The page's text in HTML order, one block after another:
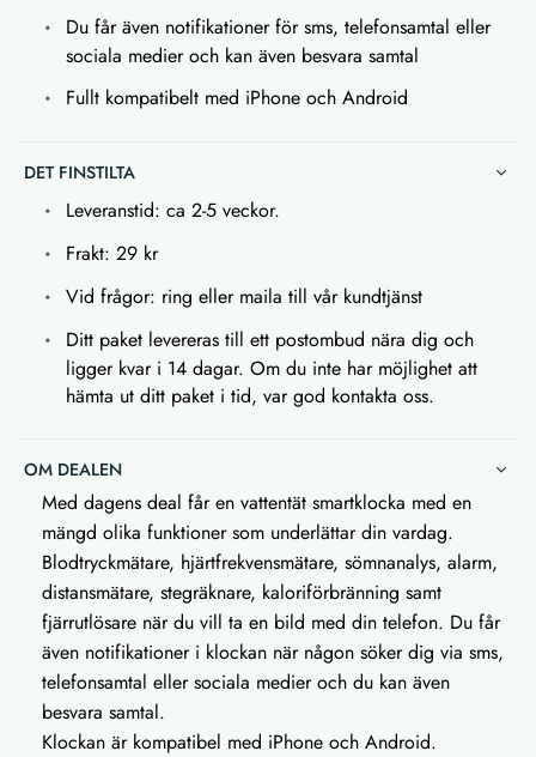
Du får även notifikationer för sms, telefonsamtal eller
sociala medier och kan även besvara samtal
Fullt kompatibelt med iPhone och Android
DET FINSTILTA
Leveranstid: ca 2-5 veckor.
Frakt: 29 kr
Vid frågor: ring eller maila till vår kundtjänst
Ditt paket levereras till ett postombud nära dig och
ligger kvar i 14 dagar. Om du inte har möjlighet att
hämta ut ditt paket i tid, var god kontakta oss.
OM DEALEN
Med dagens deal får en vattentät smartklocka med en
mängd olika funktioner som underlättar din vardag.
Blodtryckmätare, hjärtfrekvensmätare, sömnanalys, alarm,
distansmätare, stegräknare, kaloriförbränning samt
fjärrutlösare när du vill ta en bild med din telefon. Du får
även notifikationer i klockan när någon söker dig via sms,
telefonsamtal eller sociala medier och du kan även
besvara samtal.
Klockan är kompatibel med iPhone och Android.